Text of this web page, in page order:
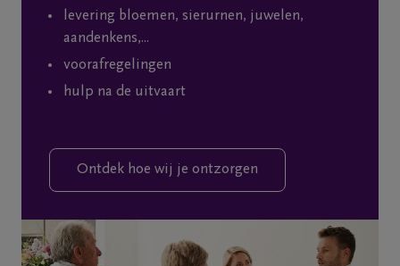
levering bloemen, sierurnen, juwelen,
aandenkens,...
voorafregelingen
hulp na de uitvaart
Ontdek hoe wij je ontzorgen